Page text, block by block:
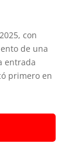
con
de una
entrada
primero en